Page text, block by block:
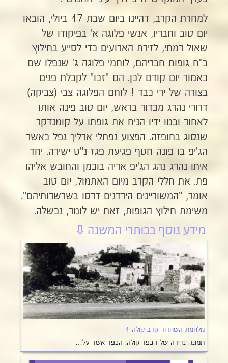
למחרת הקרב, דהיינו ביום שבת 17 ביולי, הובאו
יום טוב וחבריו, אנשי פלוגה א' בפיקודו של
שאול רמתי, לזירת הארועים כדי לסייע בחילוץ
כ"ח גופות חבריהם, לוחמי פלוגה ג' שנפלו שם
כאמור יום קודם לכן. הם "זכו" לקבלת פנים
בצורה של ירי כבד ! לוחם הפלוגה צבי (צביקה)
דרורי נהרג מכדור בראש, יום טוב פינה אותו
לאחור ובמו ידיו הניח את גופתו על קומנדקר
שנסוג בחופזה. הפצוע נפתלי ארליך נפל כאשר
הג'יפ בו פונה חטף פגיעת פגז נ"ט ישירה. יחד
איתו נהרג נהג הג'יפ אריה בוכמן והחובש אליהו
פת. את חללי הקרב מיום האתמול, יום טוב
אומר, "המשוריינים הירדנים דרסו בשרשרותיהם".
משימת חילוץ הגופות, זאת יש לומר, נכשלה.
מלחמת השחרור קרב קולה 1
תמונה נדירה של הכפר קולה. הכפר אשר על…